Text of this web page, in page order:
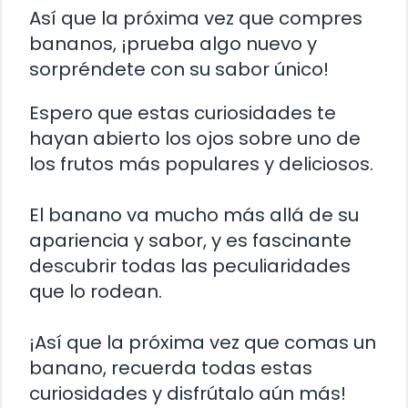
Así que la próxima vez que compres
bananos, ¡prueba algo nuevo y
sorpréndete con su sabor único!
Espero que estas curiosidades te
hayan abierto los ojos sobre uno de
los frutos más populares y deliciosos.
El banano va mucho más allá de su
apariencia y sabor, y es fascinante
descubrir todas las peculiaridades
que lo rodean.
¡Así que la próxima vez que comas un
banano, recuerda todas estas
curiosidades y disfrútalo aún más!